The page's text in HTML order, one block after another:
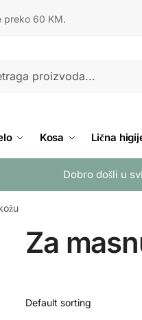
preko 60 KM.
Kosa Lična
Dobro došli u
Za